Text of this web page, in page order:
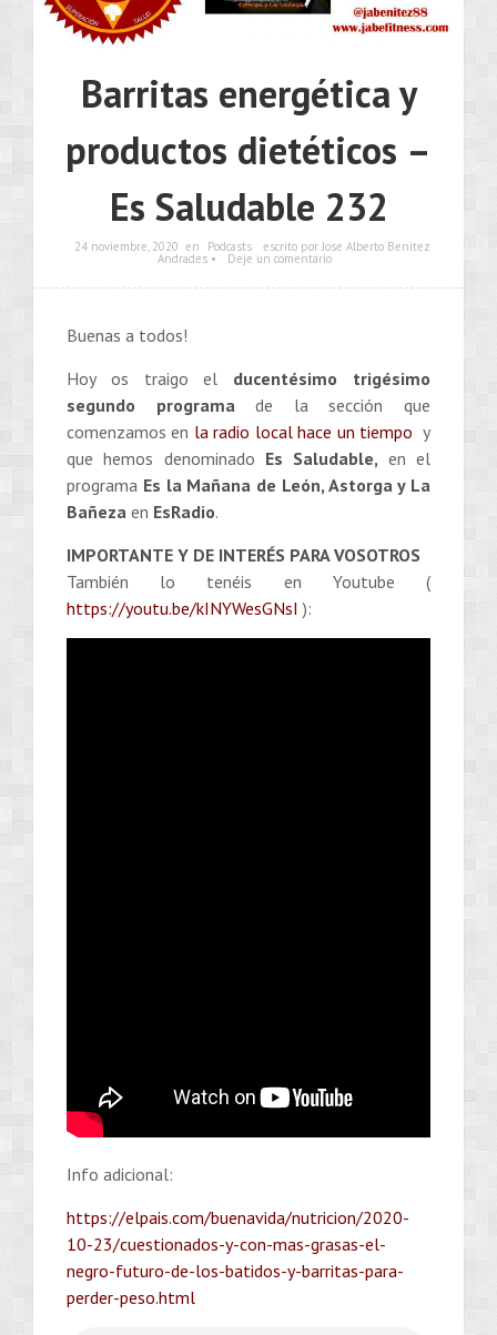
Barritas energética y
productos dietéticos –
Es Saludable 232
24 noviembre, 2020 en Podcasts escrito por Jose Alberto Benítez
Andrades • Deje un comentario
Buenas a todos!
Hoy os traigo el ducentésimo trigésimo
segundo programade la sección que
comenzamos en la radio local hace un tiempo y
que hemos denominado Es Saludable, en el
programa Es la Mañana de León, Astorga y La
Bañeza en EsRadio.
IMPORTANTE Y DE INTERÉS PARA VOSOTROS
También lo tenéis en Youtube (
https://youtu.be/kINYWesGNsI ):
Info adicional:
https://elpais.com/buenavida/nutricion/2020-
10-23/cuestionados-y-con-mas-grasas-el-
negro-futuro-de-los-batidos-y-barritas-para-
perder-peso.html